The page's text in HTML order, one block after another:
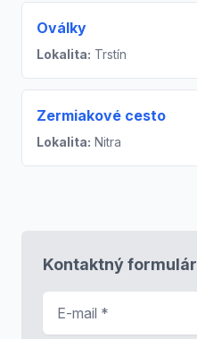
Oválky
Lokalita: Trstín
Zermiakové cesto
Lokalita: Nitra
Kontaktný formulár